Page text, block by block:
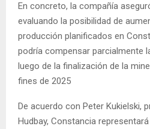
En concreto, la compañía
evaluando la posibilidad de
producción planificados en
podría compensar parcialmente
luego de la finalización de la
fines de 2025
De acuerdo con Peter Kukielski,
Hudbay, Constancia